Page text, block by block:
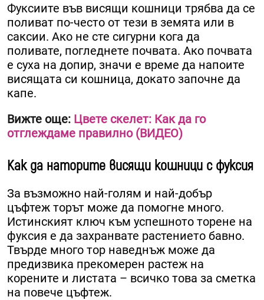
Фуксиите във висящи кошници трябва да се
поливат по-често от тези в земята или в
саксии. Ако не сте сигурни кога да
поливате, погледнете почвата. Ако почвата
е суха на допир, значи е време да напоите
висящата си кошница, докато започне да
капе.
Вижте още: Цвете скелет: Как да го
отглеждаме правилно (ВИДЕО)
Как да наторите висящи кошници с фуксия
За възможно най-голям и най-добър
цъфтеж торът може да помогне много.
Истинският ключ към успешното торене на
фуксия е да захранвате растението бавно.
Твърде много тор наведнъж може да
предизвика прекомерен растеж на
корените и листата – всичко това за сметка
на повече цъфтеж.